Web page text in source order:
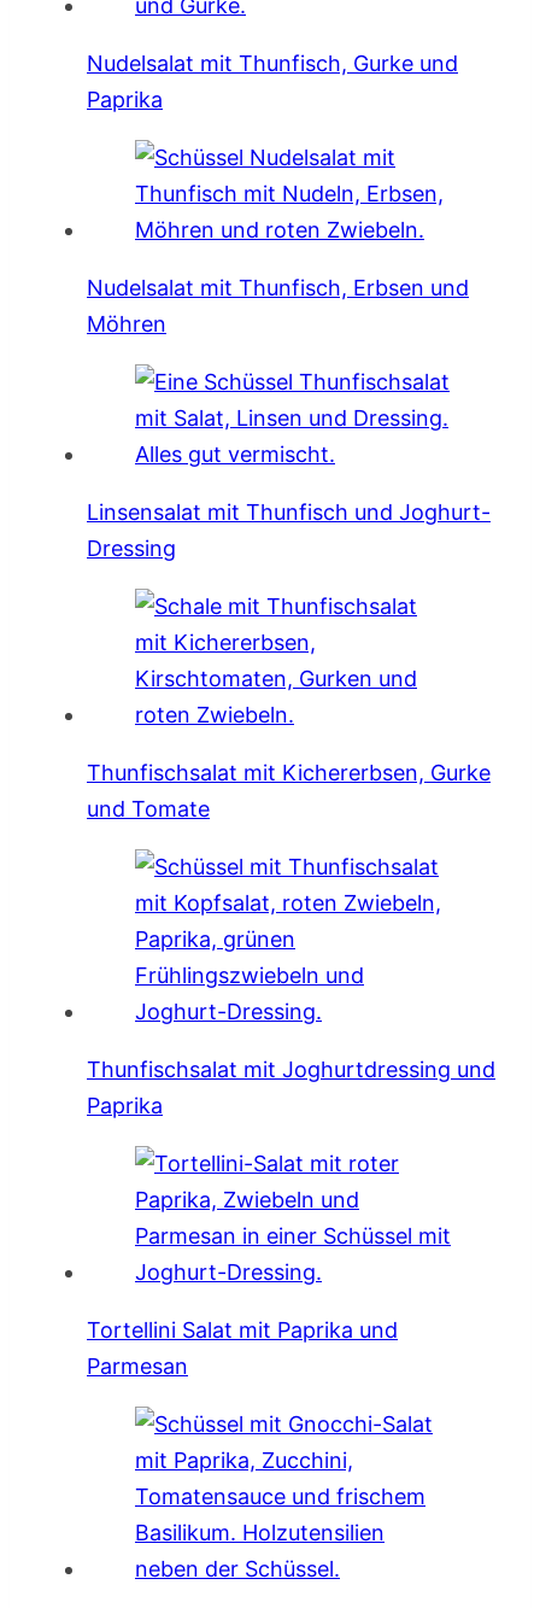
Nudelsalat mit Thunfisch, Gurke und
Paprika
Nudelsalat mit Thunfisch, Erbsen und
Möhren
Linsensalat mit Thunfisch und Joghurt-
Dressing
Thunfischsalat mit Kichererbsen, Gurke
und Tomate
Thunfischsalat mit Joghurtdressing und
Paprika
Tortellini Salat mit Paprika und
Parmesan